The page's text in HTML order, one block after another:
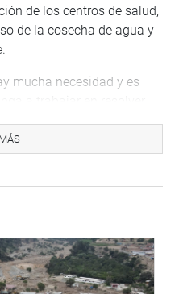
de los centros de salud,
de la cosecha de agua y
mucha necesidad y es
haremos seguimiento
las autoridades
para que sean
representantes de
Bancada Áncash, con
mesas de trabajo en la que